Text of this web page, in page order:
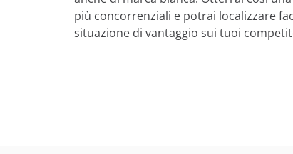
più concorrenziali e potrai localizzare
situazione di vantaggio sui tuoi